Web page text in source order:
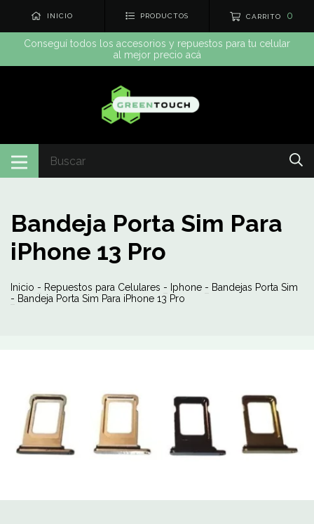
INICIO PRODUCTOS CARRITO 0
Conseguí todos los accesorios y repuestos para tu celular
al mejor precio acá
Bandeja Porta Sim Para
iPhone 13 Pro
Inicio - Repuestos para Celulares - Iphone - Bandejas Porta Sim
- Bandeja Porta Sim Para iPhone 13 Pro